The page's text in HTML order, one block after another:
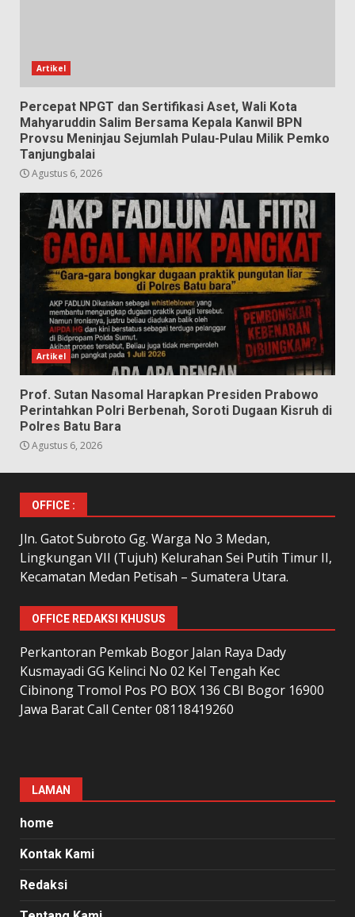
Artikel
Percepat NPGT dan Sertifikasi Aset, Wali Kota
Mahyaruddin Salim Bersama Kepala Kanwil BPN
Provsu Meninjau Sejumlah Pulau-Pulau Milik Pemko
Tanjungbalai
Agustus 6, 2026
Artikel
Prof. Sutan Nasomal Harapkan Presiden Prabowo
Perintahkan Polri Berbenah, Soroti Dugaan Kisruh di
Polres Batu Bara
Agustus 6, 2026
OFFICE :
Jln. Gatot Subroto Gg. Warga No 3 Medan,
Lingkungan VII (Tujuh) Kelurahan Sei Putih Timur II,
Kecamatan Medan Petisah – Sumatera Utara.
OFFICE REDAKSI KHUSUS
Perkantoran Pemkab Bogor Jalan Raya Dady
Kusmayadi GG Kelinci No 02 Kel Tengah Kec
Cibinong Tromol Pos PO BOX 136 CBI Bogor 16900
Jawa Barat Call Center 08118419260
LAMAN
home
Kontak Kami
Redaksi